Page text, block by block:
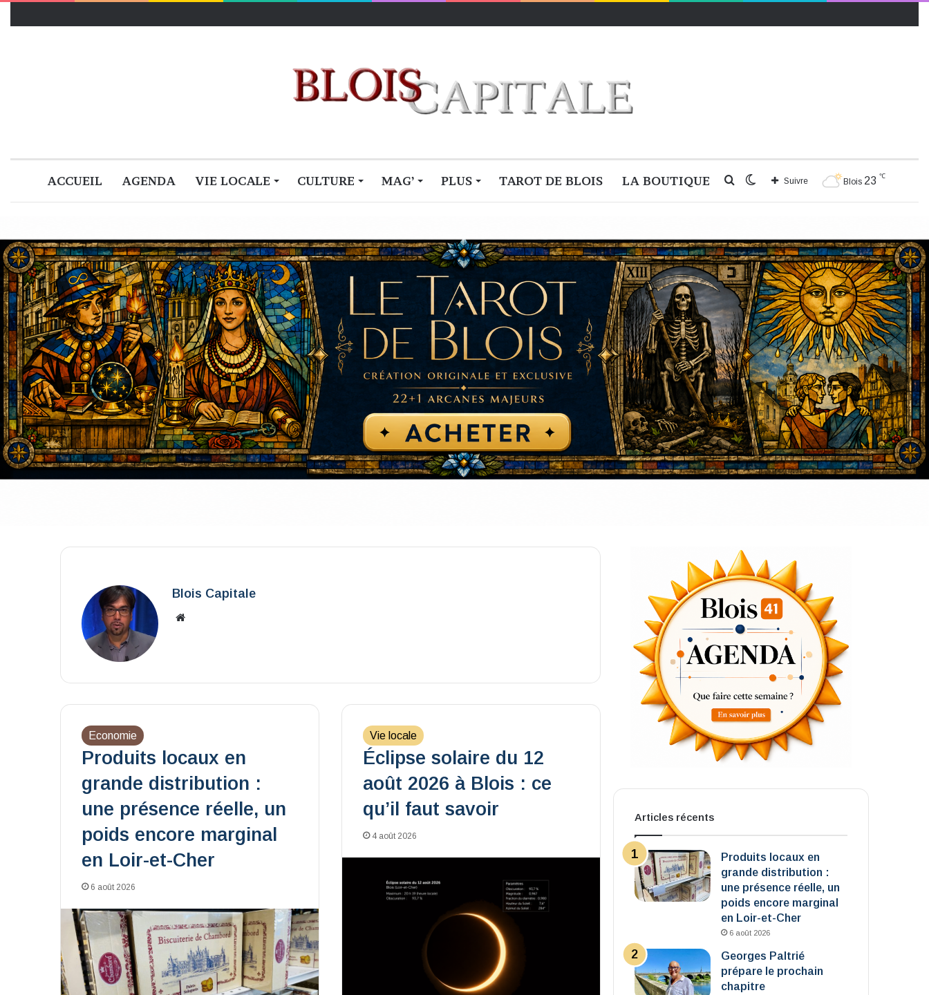
ACCUEIL AGENDA VIE LOCALE CULTURE MAG’ PLUS TAROT DE BLOIS LA BOUTIQUE Blois 23 ℃
Suivre
Switch
Rechercher
Blois Capitale
Economie
Produits locaux en
grande distribution :
une présence réelle, un
poids encore marginal
en Loir-et-Cher
6 août 2026
Vie locale
Éclipse solaire du 12
août 2026 à Blois : ce
qu’il faut savoir
4 août 2026
Articles récents
Produits locaux en
grande distribution :
une présence réelle, un
poids encore marginal
en Loir-et-Cher
6 août 2026
Georges Paltrié
prépare le prochain
chapitre